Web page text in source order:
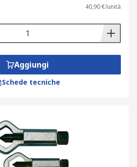
40,90 €/unità
Aggiungi
Schede tecniche